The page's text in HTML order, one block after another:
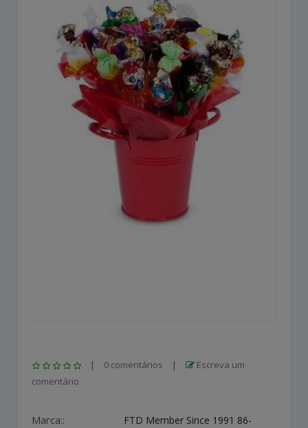
| 0 comentários |
Escreva um
comentário
Marca::
FTD Member Since 1991 86-